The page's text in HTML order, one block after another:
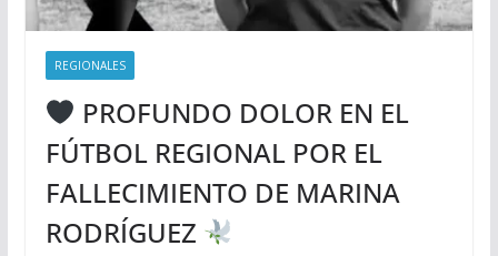
REGIONALES
PROFUNDO DOLOR EN EL
FÚTBOL REGIONAL POR EL
FALLECIMIENTO DE MARINA
RODRÍGUEZ